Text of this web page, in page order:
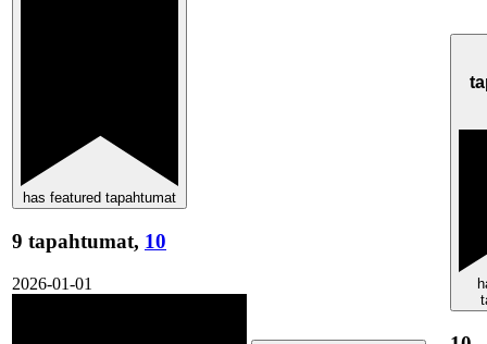
has featured tapahtumat
9 tapahtumat, 10
2026-01-01